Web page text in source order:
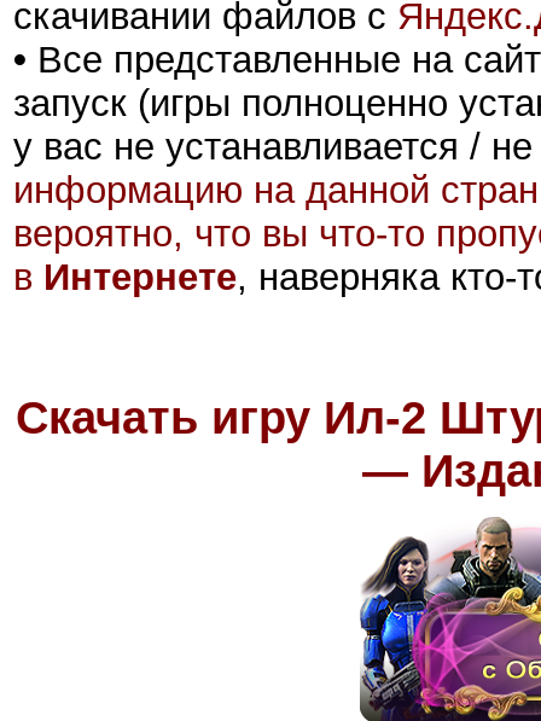
скачивании файлов с
• Все представленные на
запуск (игры полноценно
у вас не устанавливается /
информацию на данной
вероятно, что вы что-то
в Интернете, наверняка кто-
Скачать игру Ил-2
—